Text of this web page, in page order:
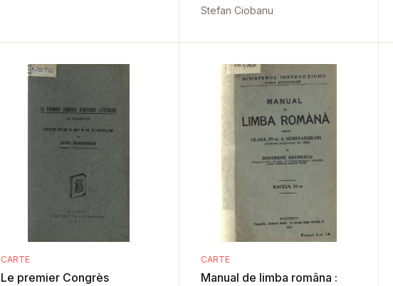
Stefan Ciobanu
CARTE
Le premier Congrès
CARTE
Manual de limba româna :